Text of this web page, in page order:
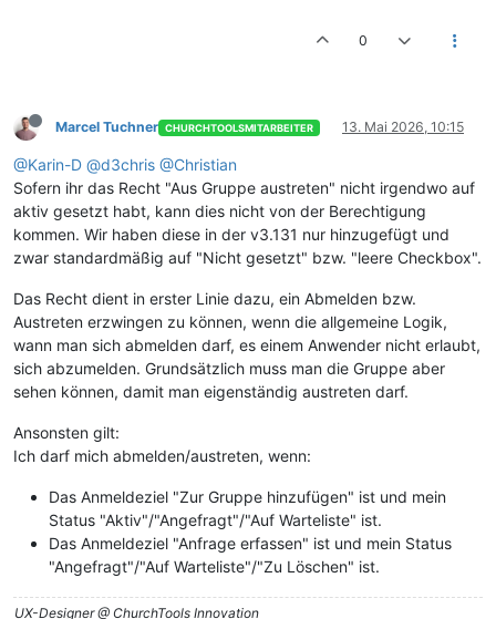
0
Marcel Tuchner CHURCHTOOLSMITARBEITER 13. Mai 2026, 10:15
@Karin-D @d3chris @Christian
Sofern ihr das Recht "Aus Gruppe austreten" nicht irgendwo auf
aktiv gesetzt habt, kann dies nicht von der Berechtigung
kommen. Wir haben diese in der v3.131 nur hinzugefügt und
zwar standardmäßig auf "Nicht gesetzt" bzw. "leere Checkbox".
Das Recht dient in erster Linie dazu, ein Abmelden bzw.
Austreten erzwingen zu können, wenn die allgemeine Logik,
wann man sich abmelden darf, es einem Anwender nicht erlaubt,
sich abzumelden. Grundsätzlich muss man die Gruppe aber
sehen können, damit man eigenständig austreten darf.
Ansonsten gilt:
Ich darf mich abmelden/austreten, wenn:
Das Anmeldeziel "Zur Gruppe hinzufügen" ist und mein
Status "Aktiv"/"Angefragt"/"Auf Warteliste" ist.
Das Anmeldeziel "Anfrage erfassen" ist und mein Status
"Angefragt"/"Auf Warteliste"/"Zu Löschen" ist.
UX-Designer @ ChurchTools Innovation